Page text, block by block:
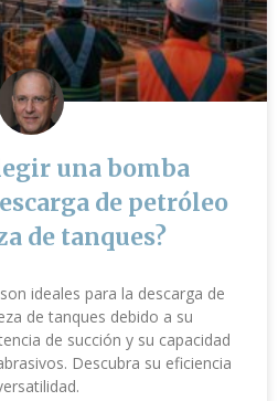
una bomba
de petróleo
de tanques?
ideales para la descarga de
de tanques debido a su
de succión y su capacidad
Descubra su eficiencia